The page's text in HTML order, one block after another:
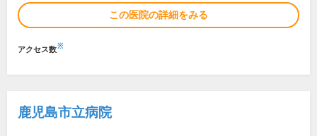
この医院の詳細をみる
アクセス数※
鹿児島市立病院